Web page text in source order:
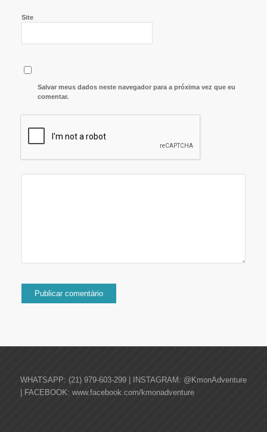
Site
Salvar meus dados neste navegador para a próxima vez que eu
comentar.
WHATSAPP: (21) 979-603-299 | INSTAGRAM: @KmonAdventure
| FACEBOOK: www.facebook.com/kmonadventure